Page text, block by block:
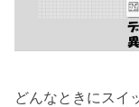
どんなときにスイ